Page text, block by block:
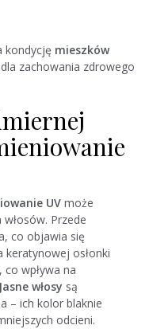
kondycję mieszków
zachowania zdrowego
UV może
Przede
co objawia się
keratynowej osłonki
wpływa na
Jasne włosy są
– ich kolor blaknie
odcieni.